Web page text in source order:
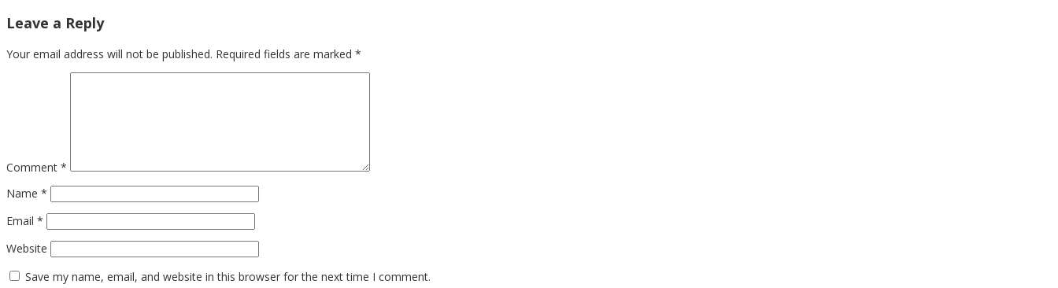
Leave a Reply
Your email address will not be published. Required fields are marked *
Comment *
Name *
Email *
Website
Save my name, email, and website in this browser for the next time I comment.